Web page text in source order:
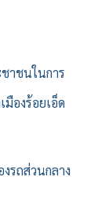
าชนในการ
องร้อยเอ็ด
รถส่วนกลาง